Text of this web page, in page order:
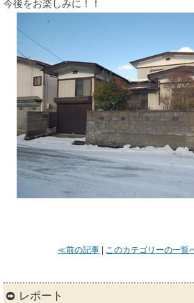
今後をお楽しみに！！
≪前の記事 このカテゴリーの一覧
レポート